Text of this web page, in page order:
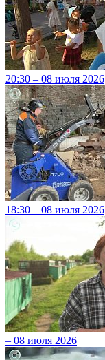
20:30 – 08 июля 2026
18:30 – 08 июля 2026
– 08 июля 2026